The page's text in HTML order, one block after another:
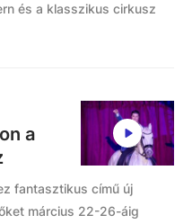
és a klasszikus cirkusz
a
fantasztikus című új
március 22-26-áig